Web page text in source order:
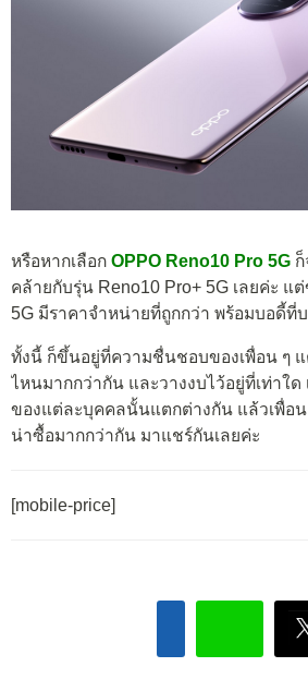
หรือหากเลือก OPPO Reno10 Pro 5G
คล้ายกับรุ่น Reno10 Pro+ 5G เลยค่ะ แ
5G มีราคาจำหน่ายที่ถูกกว่า พร้อมบอดี้ที่
ทั้งนี้ ก็ขึ้นอยู่ที่ความชื่นชอบของเพื่อน ๆ
ไหนมากกว่ากัน และวางงบไว้อยู่ที่เท่าใ
ของแต่ละบุคคลนั้นแตกต่างกัน แล้วเพื่อ
น่าซื้อมากกว่ากัน มาแชร์กันเลยค่ะ
[mobile-price]